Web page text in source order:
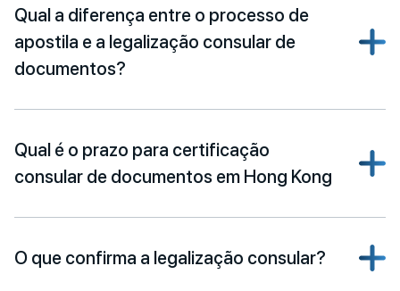
Qual a diferença entre o processo de
apostila e a legalização consular de
documentos?
Qual é o prazo para certificação
consular de documentos em Hong Kong
O que confirma a legalização consular?